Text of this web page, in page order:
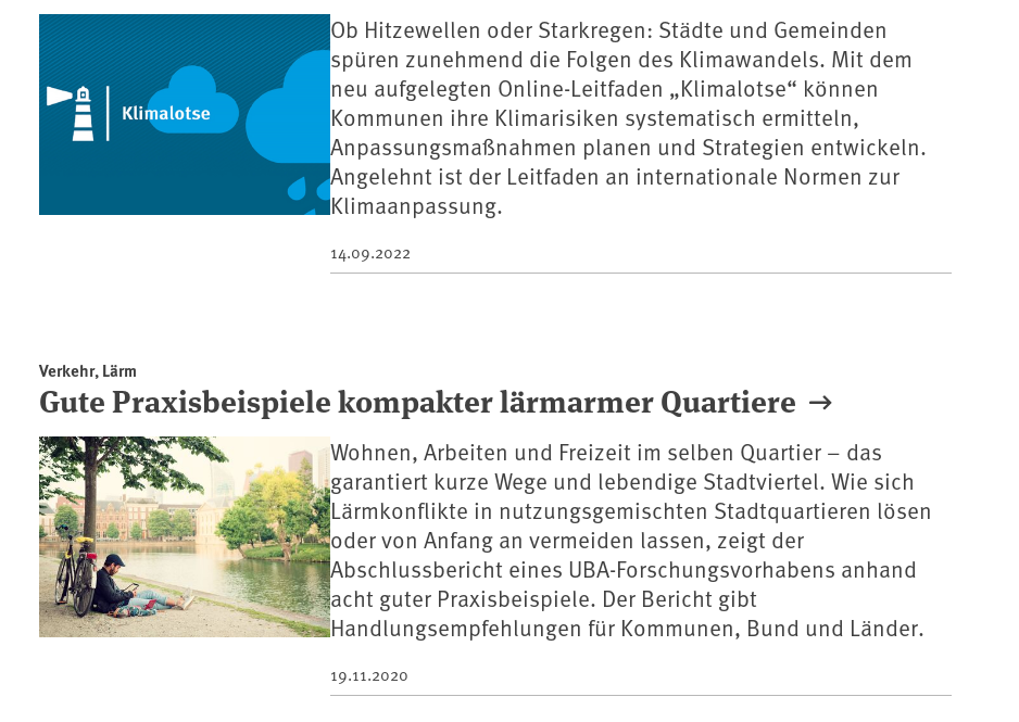
Ob Hitzewellen oder Starkregen: Städte und Gemeinden
spüren zunehmend die Folgen des Klimawandels. Mit dem
neu aufgelegten Online-Leitfaden „Klimalotse“ können
Kommunen ihre Klimarisiken systematisch ermitteln,
Anpassungsmaßnahmen planen und Strategien entwickeln.
Angelehnt ist der Leitfaden an internationale Normen zur
Klimaanpassung.
14.09.2022
Verkehr, Lärm
Gute Praxisbeispiele kompakter lärmarmer Quartiere
Wohnen, Arbeiten und Freizeit im selben Quartier – das
garantiert kurze Wege und lebendige Stadtviertel. Wie sich
Lärmkonflikte in nutzungsgemischten Stadtquartieren lösen
oder von Anfang an vermeiden lassen, zeigt der
Abschlussbericht eines UBA-Forschungsvorhabens anhand
acht guter Praxisbeispiele. Der Bericht gibt
Handlungsempfehlungen für Kommunen, Bund und Länder.
19.11.2020